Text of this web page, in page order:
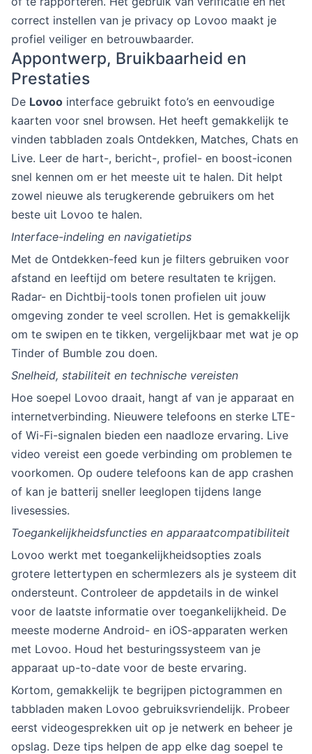
correct instellen van je privacy op Lovoo maakt je
profiel veiliger en betrouwbaarder.
Appontwerp, Bruikbaarheid en
Prestaties
De Lovoo interface gebruikt foto’s en eenvoudige
kaarten voor snel browsen. Het heeft gemakkelijk te
vinden tabbladen zoals Ontdekken, Matches, Chats en
Live. Leer de hart-, bericht-, profiel- en boost-iconen
snel kennen om er het meeste uit te halen. Dit helpt
zowel nieuwe als terugkerende gebruikers om het
beste uit Lovoo te halen.
Interface-indeling en navigatietips
Met de Ontdekken-feed kun je filters gebruiken voor
afstand en leeftijd om betere resultaten te krijgen.
Radar- en Dichtbij-tools tonen profielen uit jouw
omgeving zonder te veel scrollen. Het is gemakkelijk
om te swipen en te tikken, vergelijkbaar met wat je op
Tinder of Bumble zou doen.
Snelheid, stabiliteit en technische vereisten
Hoe soepel Lovoo draait, hangt af van je apparaat en
internetverbinding. Nieuwere telefoons en sterke LTE-
of Wi-Fi-signalen bieden een naadloze ervaring. Live
video vereist een goede verbinding om problemen te
voorkomen. Op oudere telefoons kan de app crashen
of kan je batterij sneller leeglopen tijdens lange
livesessies.
Toegankelijkheidsfuncties en apparaatcompatibiliteit
Lovoo werkt met toegankelijkheidsopties zoals
grotere lettertypen en schermlezers als je systeem dit
ondersteunt. Controleer de appdetails in de winkel
voor de laatste informatie over toegankelijkheid. De
meeste moderne Android- en iOS-apparaten werken
met Lovoo. Houd het besturingssysteem van je
apparaat up-to-date voor de beste ervaring.
Kortom, gemakkelijk te begrijpen pictogrammen en
tabbladen maken Lovoo gebruiksvriendelijk. Probeer
eerst videogesprekken uit op je netwerk en beheer je
opslag. Deze tips helpen de app elke dag soepel te